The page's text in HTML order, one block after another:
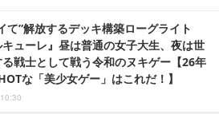
て”解放するデッキ構築ローグライト
キューレ』昼は普通の女子大生、夜は世
戦士として戦う令和のヌキゲー【26年
な「美少女ゲー」はこれだ！】